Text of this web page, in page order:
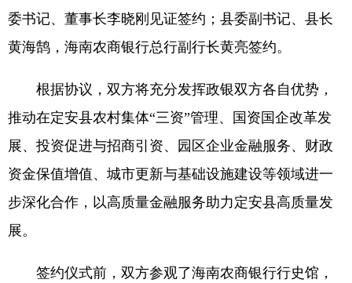
委书记、董事长李晓刚见证签约；县委副书记、县长
黄海鹄，海南农商银行总行副行长黄亮签约。
根据协议，双方将充分发挥政银双方各自优势，
推动在定安县农村集体“三资”管理、国资国企改革发
展、投资促进与招商引资、园区企业金融服务、财政
资金保值增值、城市更新与基础设施建设等领域进一
步深化合作，以高质量金融服务助力定安县高质量发
展。
签约仪式前，双方参观了海南农商银行行史馆，